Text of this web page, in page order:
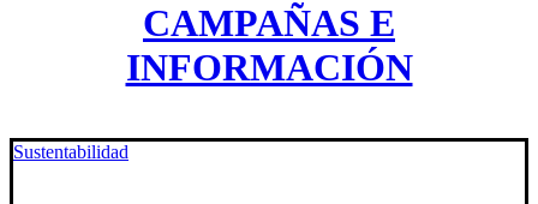
CAMPAÑAS E
INFORMACIÓN
Sustentabilidad